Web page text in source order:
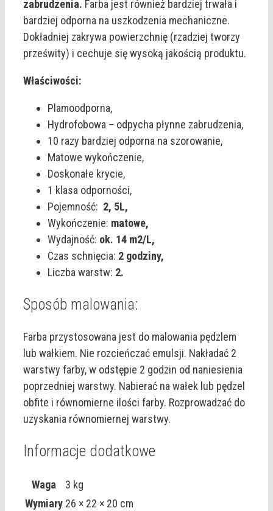
zabrudzenia. Farba jest również bardziej trwała i
bardziej odporna na uszkodzenia mechaniczne.
Dokładniej zakrywa powierzchnię (rzadziej tworzy
prześwity) i cechuje się wysoką jakością produktu.
Właściwości:
Plamoodporna,
Hydrofobowa – odpycha płynne zabrudzenia,
10 razy bardziej odporna na szorowanie,
Matowe wykończenie,
Doskonałe krycie,
1 klasa odporności,
Pojemność: 2, 5L,
Wykończenie: matowe,
Wydajność: ok. 14 m2/L,
Czas schnięcia: 2 godziny,
Liczba warstw: 2.
Sposób malowania:
Farba przystosowana jest do malowania pędzlem
lub wałkiem. Nie rozcieńczać emulsji. Nakładać 2
warstwy farby, w odstępie 2 godzin od naniesienia
poprzedniej warstwy. Nabierać na wałek lub pędzel
obfite i równomierne ilości farby. Rozprowadzać do
uzyskania równomiernej warstwy.
Informacje dodatkowe
Waga
3 kg
Wymiary 26 × 22 × 20 cm